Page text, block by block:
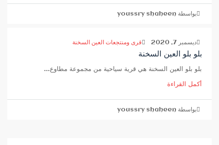
بواسطة youssry shaheen
ديسمبر 7, 2020 قرى ومنتجعات العين السخنة
بلو بلو العين السخنة
بلو بلو العين السخنة هي قرية سياحية من مجموعة مطاوع...
أكمل القراءة
بواسطة youssry shaheen